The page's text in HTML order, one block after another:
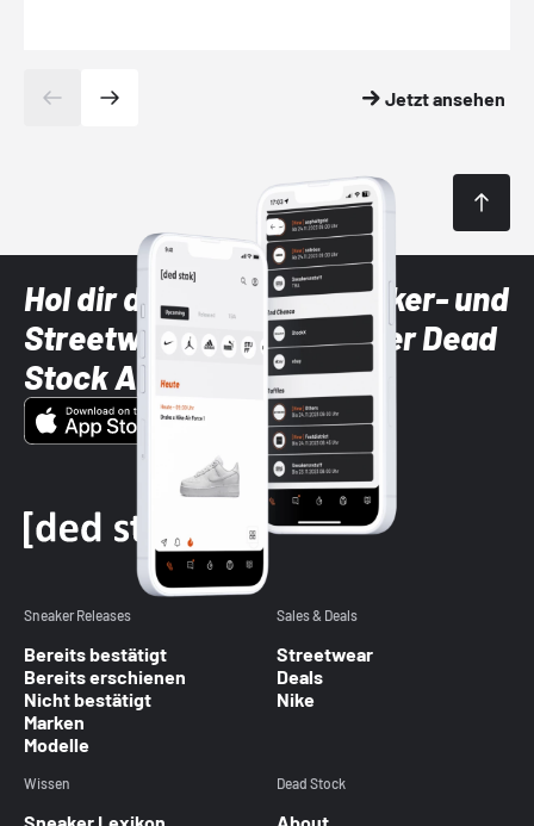
Jetzt ansehen
Hol dir die neuesten Sneaker- und
Streetwear-Brands mit der Dead
Stock App
Sneaker Releases
Bereits bestätigt
Bereits erschienen
Nicht bestätigt
Marken
Modelle
Sales & Deals
Streetwear
Deals
Nike
Wissen Dead Stock